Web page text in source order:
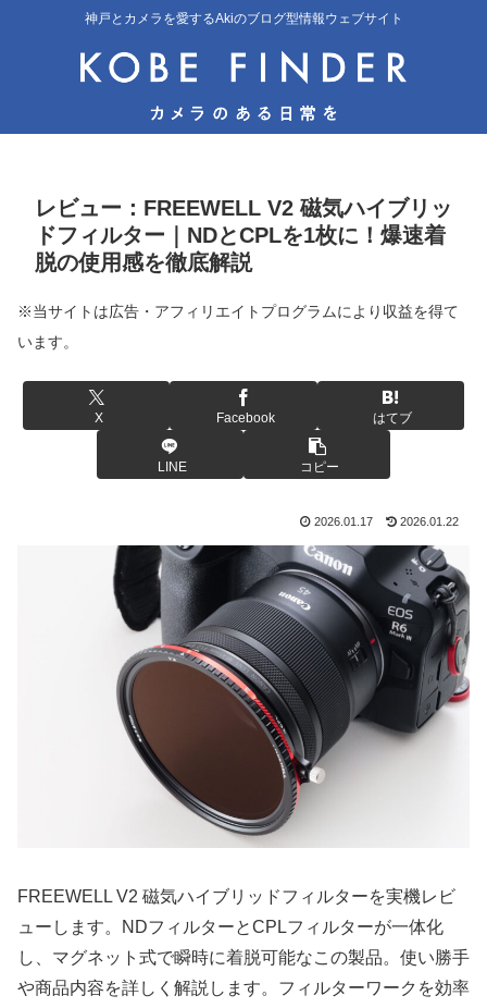
神戸とカメラを愛するAkiのブログ型情報ウェブサイト
レビュー：FREEWELL V2 磁気ハイブリッ
ドフィルター｜NDとCPLを1枚に！爆速着
脱の使用感を徹底解説
※当サイトは広告・アフィリエイトプログラムにより収益を得て
います。
X Facebook はてブ
LINE コピー
2026.01.17 2026.01.22
FREEWELL V2 磁気ハイブリッドフィルターを実機レビ
ューします。NDフィルターとCPLフィルターが一体化
し、マグネット式で瞬時に着脱可能なこの製品。使い勝手
や商品内容を詳しく解説します。フィルターワークを効率